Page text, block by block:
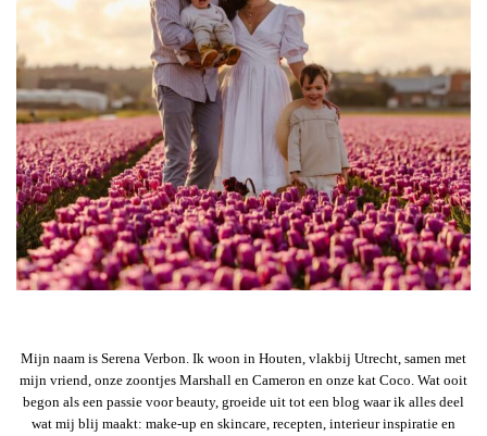
Mijn naam is Serena Verbon. Ik woon in Houten, vlakbij Utrecht, samen met
mijn vriend, onze zoontjes Marshall en Cameron en onze kat Coco. Wat ooit
begon als een passie voor beauty, groeide uit tot een blog waar ik alles deel
wat mij blij maakt: make-up en skincare, recepten, interieur inspiratie en